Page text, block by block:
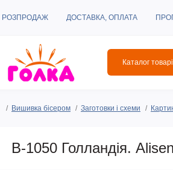
РОЗПРОДАЖ ДОСТАВКА, ОПЛАТА
Каталог
Вишивка бісером Заготовки і схеми
B-1050 Голландія.